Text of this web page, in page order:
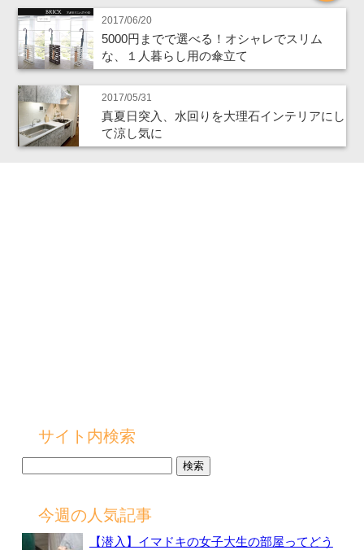
2017/06/20
5000円までで選べる！オシャレでスリム
な、１人暮らし用の傘立て
2017/05/31
真夏日突入、水回りを大理石インテリアにし
て涼し気に
サイト内検索
今週の人気記事
【潜入】イマドキの女子大生の部屋ってどう